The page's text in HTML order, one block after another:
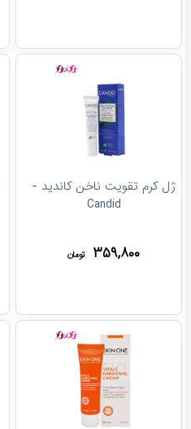
ژل کرم تقویت ناخن کاندید -
Candid
۳۵۹,۸۰۰ تومان